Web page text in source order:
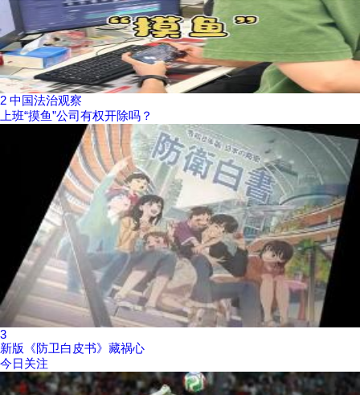
2 中国法治观察
上班“摸鱼”公司有权开除吗？
3
新版《防卫白皮书》藏祸心
今日关注